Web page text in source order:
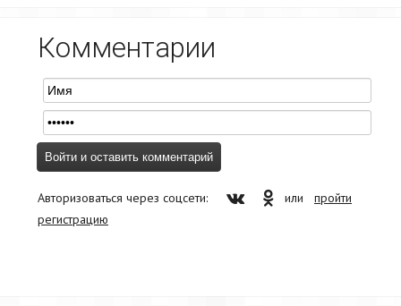
Комментарии
Авторизоваться через соцсети: или пройти
регистрацию